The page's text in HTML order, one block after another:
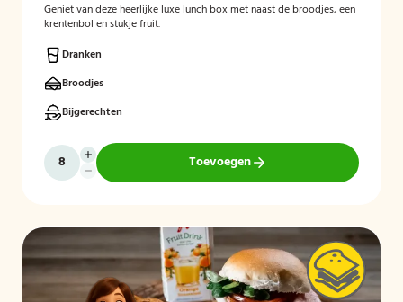
Geniet van deze heerlijke luxe lunch box met naast de broodjes, een
krentenbol en stukje fruit.
Dranken
Broodjes
Bijgerechten
Toevoegen